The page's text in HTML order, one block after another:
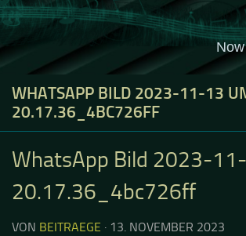
WHATSAPP BILD 2023-11-13
20.17.36_4BC726FF
WhatsApp Bild 2023-
20.17.36_4bc726ff
VON BEITRAEGE · 13. NOVEMBER 2023